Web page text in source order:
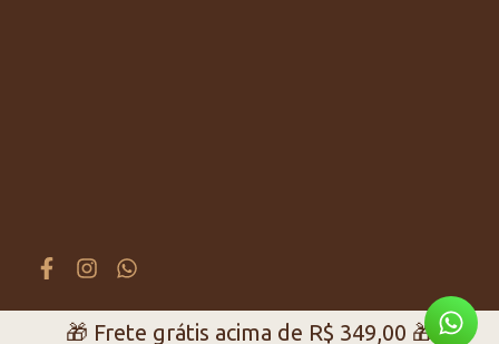
🎁 Frete grátis acima de R$ 349,00 🎁